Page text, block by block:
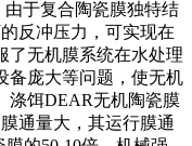
于复合陶瓷膜独特结
反冲压力，可实现在
了无机膜系统在水处理
备庞大等问题，使无机
涤饵DEAR无机陶瓷膜
通量大，其运行膜通